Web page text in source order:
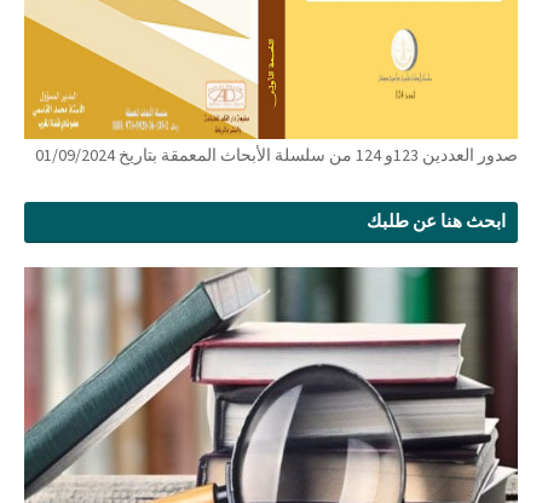
صدور العددين 123و 124 من سلسلة الأبحاث المعمقة بتاريخ 01/09/2024
ابحث هنا عن طلبك